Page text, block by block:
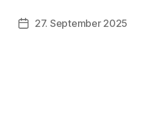
Beitragsdatum
27. September 2025